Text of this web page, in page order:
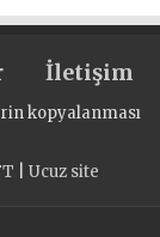
İletişim
kopyalanması
Ucuz site